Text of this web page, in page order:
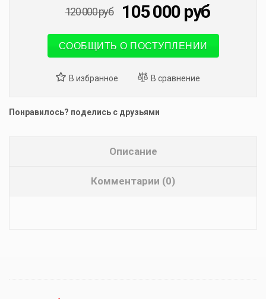
120 000руб 105 000 руб
СООБЩИТЬ О ПОСТУПЛЕНИИ
Понравилось? поделись с друзьями
Описание
Комментарии (0)